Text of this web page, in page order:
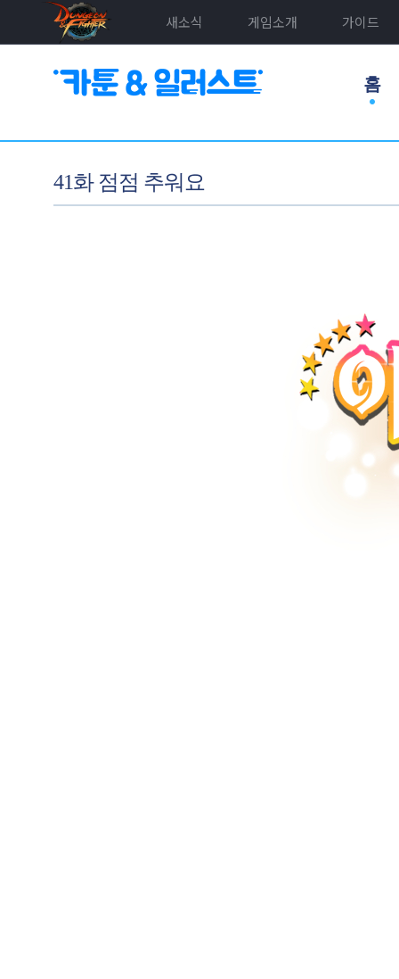
새소식 게임소개 가이드
홈
41화 점점 추워요